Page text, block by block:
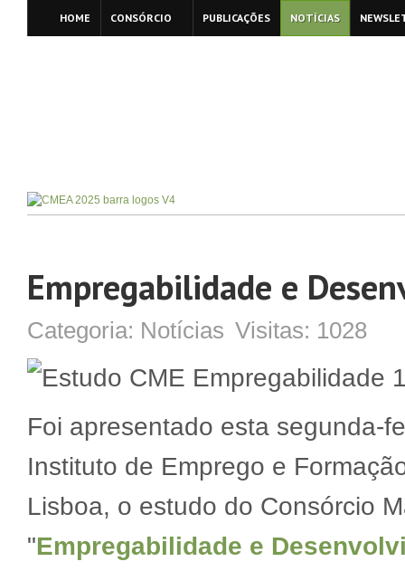
HOME CONSÓRCIO PUBLICAÇÕES NOTÍCIAS
Empregabilidade e
Categoria: Notícias Visitas: 1028
Foi apresentado esta segunda-
Instituto de Emprego e
Lisboa, o estudo do Consórcio
"Empregabilidade e